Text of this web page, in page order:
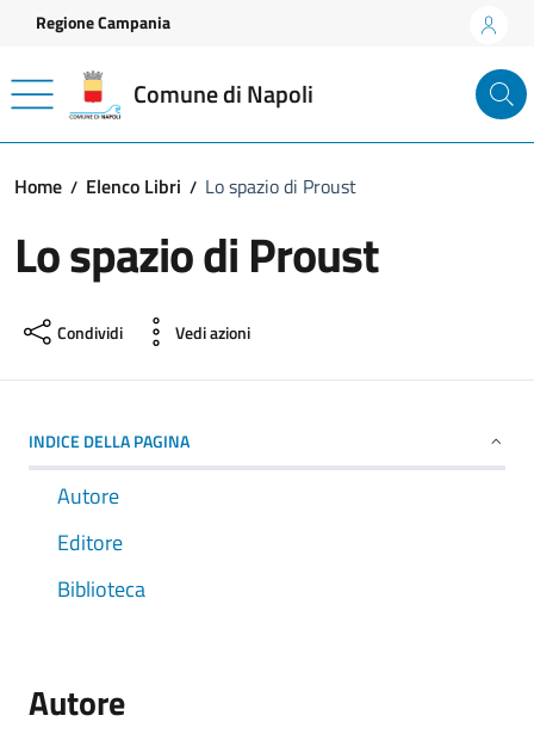
Vai ai contenuti
Vai al footer
Regione Campania
Comune di Napoli
Home Elenco Libri Lo spazio di Proust
Lo spazio di Proust
Condividi Vedi azioni
INDICE DELLA PAGINA
Autore
Editore
Biblioteca
Autore